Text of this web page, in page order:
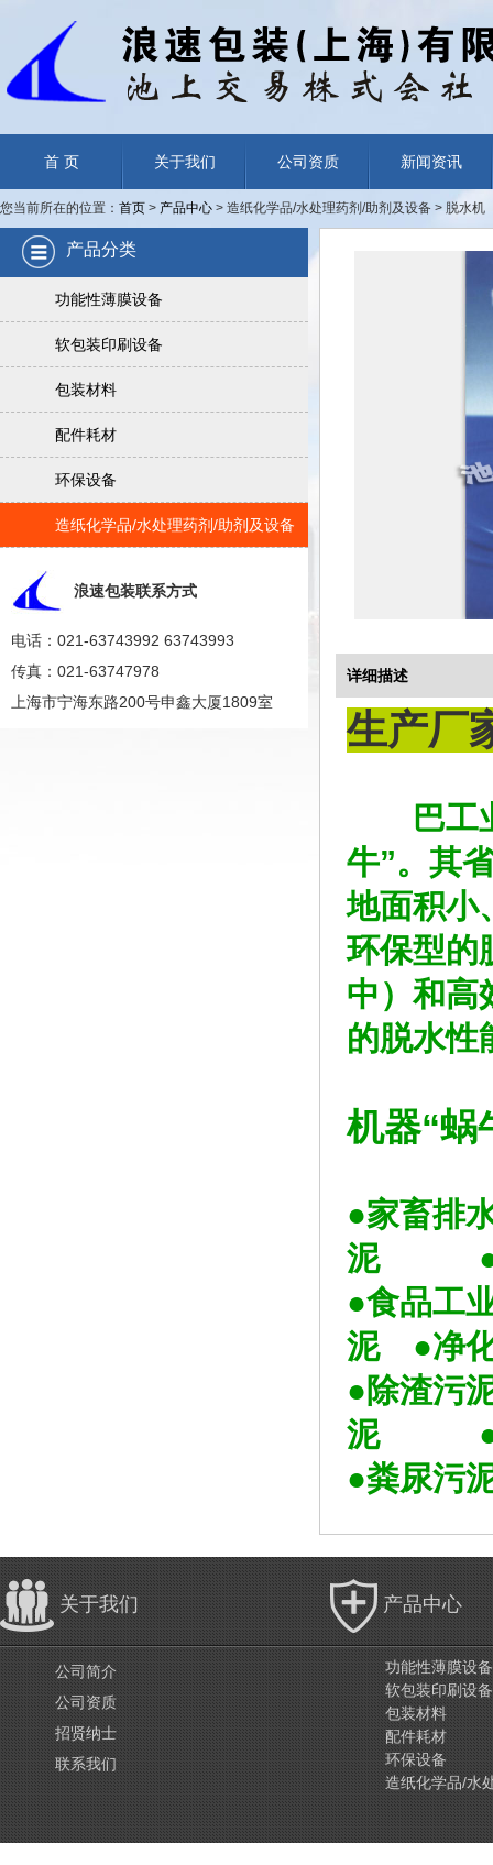
首 页 关于我们 公司资质 新闻资讯
您当前所在的位置： 首页 > 产品中心 > 造纸化学品/水处理药剂/助剂及设备 > 脱水机
产品分类
功能性薄膜设备
软包装印刷设备
包装材料
配件耗材
环保设备
造纸化学品/水处理药剂/助剂及设备
浪速包装联系方式
电话：021-63743992 63743993
传真：021-63747978
上海市宁海东路200号申鑫大厦1809室
详细描述
生产厂
巴
牛”。其
地面积小
环保型的
中）和高
的脱水性
机器“蜗
●家畜
泥 ●工
●食品工
泥 ●净
●除渣
泥
●粪尿
关于我们 产品中心
公司简介
公司资质
招贤纳士
联系我们
功能性薄膜设备
软包装印刷设备
包装材料
配件耗材
环保设备
造纸化学品/水